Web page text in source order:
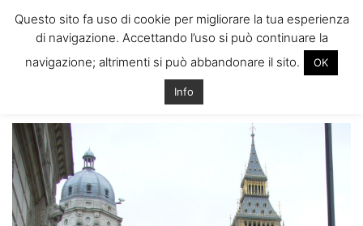
ITALIANI A
LONDRA
Il blog degli Italiani nella rebel city
Home Assaggi di Londra Londoner me
Questo sito fa uso di cookie per migliorare la tua esperienza
di navigazione. Accettando l’uso si può continuare la
navigazione; altrimenti si può abbandonare il sito.
OK
Info